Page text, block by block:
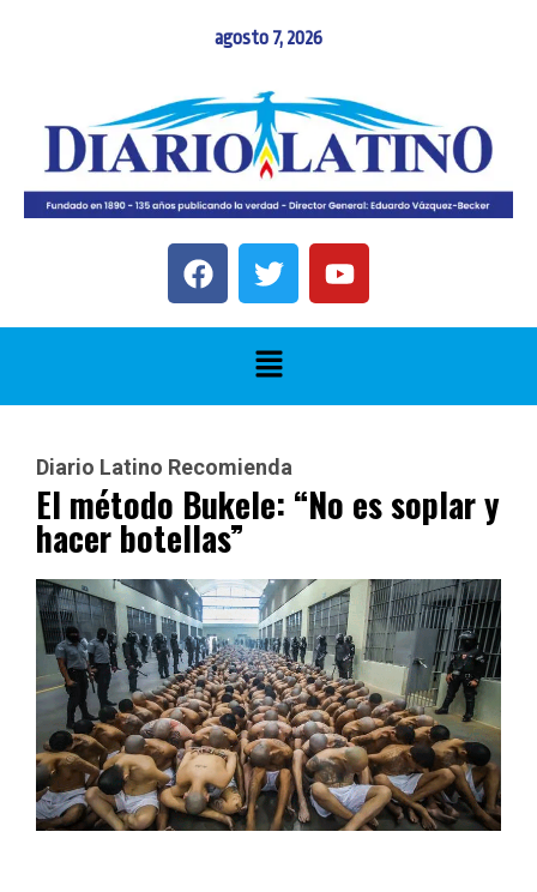
agosto 7, 2026
Diario Latino Recomienda
El método Bukele: “No es soplar y
hacer botellas”